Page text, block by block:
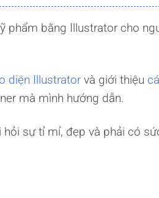
phẩm bằng Illustrator cho
diện Illustrator và giới thiệu
mà mình hướng dẫn.
sự tỉ mỉ, đẹp và phải có